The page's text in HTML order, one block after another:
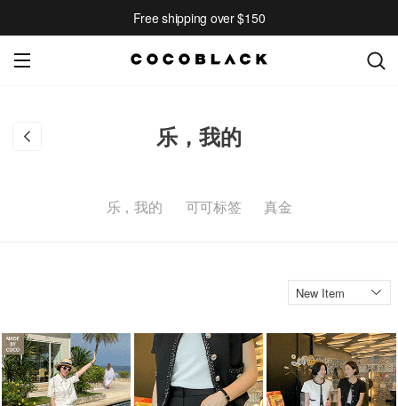
Free shipping over $150
乐，我的
乐，我的 可可标签 真金